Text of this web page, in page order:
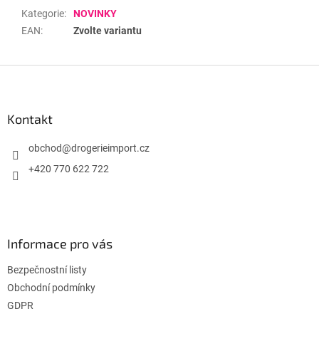
Kategorie:
NOVINKY
EAN: Zvolte variantu
Kontakt
obchod@drogerieimport.cz
+420 770 622 722
Informace pro vás
Bezpečnostní listy
Obchodní podmínky
GDPR